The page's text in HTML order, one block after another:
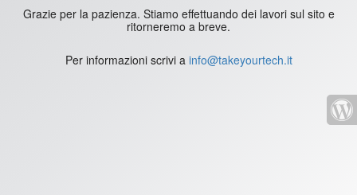
Grazie per la pazienza. Stiamo effettuando dei lavori sul sito e
ritorneremo a breve.
Per informazioni scrivi a info@takeyourtech.it